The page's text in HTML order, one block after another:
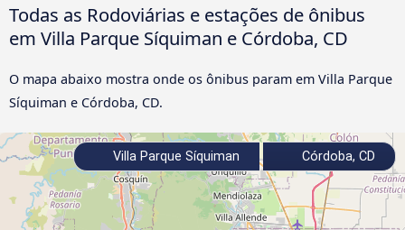
Todas as Rodoviárias e estações de ônibus
em Villa Parque Síquiman e Córdoba, CD
O mapa abaixo mostra onde os ônibus param em Villa Parque
Síquiman e Córdoba, CD.
Villa Parque Síquiman Córdoba, CD